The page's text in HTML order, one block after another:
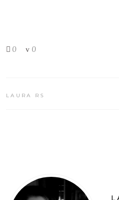
0 0
LAURA RS